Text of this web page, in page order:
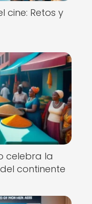
cine: Retos y
celebra la
continente